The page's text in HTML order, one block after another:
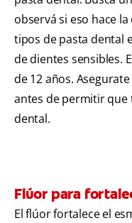
observá si eso hace
tipos de pasta dental
de dientes sensibles.
de 12 años.
antes de permitir que
dental.
Flúor para
El flúor fortalece el